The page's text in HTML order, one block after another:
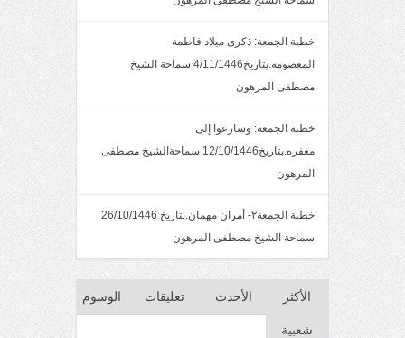
خطبة الجمعة: ذكرى ميلاد فاطمة
المعصومه.بتاريخ4/11/1446 سماحة الشيخ
مصطفى المرهون
خطبة الجمعه: وسارعوا إلى
مغفره.بتاريخ12/10/1446 سماحةالشيخ مصطفى
المرهون
خطبة الجمعة٢- أمران مهمان.بتاريخ 26/10/1446
سماحة الشيخ مصطفى المرهون
الأكثر
شعبية
الأحدث تعليقات الوسوم